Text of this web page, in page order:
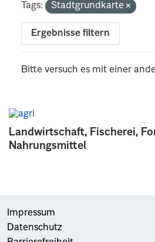
Landwirtschaft, Fischerei,
Nahrungsmittel
Tags:
Stadtgrundkarte
Ergebnisse filtern
Bitte versuch es mit einer
Impressum
Datenschutz